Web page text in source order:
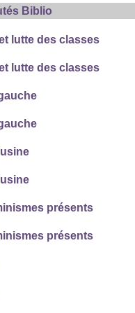
Biblio
lutte des classes
lutte des classes
présents
présents